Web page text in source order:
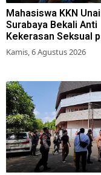
Mahasiswa KKN
Surabaya Bekali Anti
Kekerasan Seksual
Siswa SMK
Kamis, 6 Agustus 2026